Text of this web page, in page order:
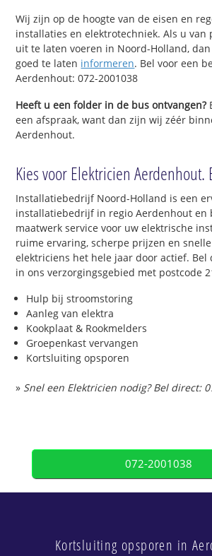
Wij zijn op de hoogte van de eisen en
installaties en elektrotechniek. Als u van
uit te laten voeren in Noord-Holland,
goed te laten informeren. Bel voor een
Aerdenhout: 072-2001038
Heeft u een folder in de bus ontvangen?
een afspraak, want dan zijn wij zéér
Aerdenhout.
Kies voor Elektricien Aerdenhout.
Installatiebedrijf Noord-Holland is een
installatiebedrijf in regio Aerdenhout en
maatwerk service voor uw elektrische
ruime ervaring, scherpe prijzen en
elektriciens het hele jaar door actief. Bel
in ons verzorgingsgebied met postcode
Hulp bij stroomstoring
Aanleg van elektra
Kookplaat & Rookmelders
Groepenkast vervangen
Kortsluiting opsporen
» Snel een Elektricien nodig? Bel direct:
072-2001038
Kortsluiting opsporen in